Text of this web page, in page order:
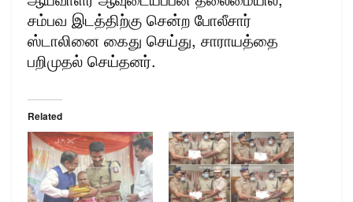
சம்பவ இடத்திற்கு சென்ற போலீசார்
ஸ்டாலினை கைது செய்து, சாராயத்தை
பறிமுதல் செய்தனர்.
Related